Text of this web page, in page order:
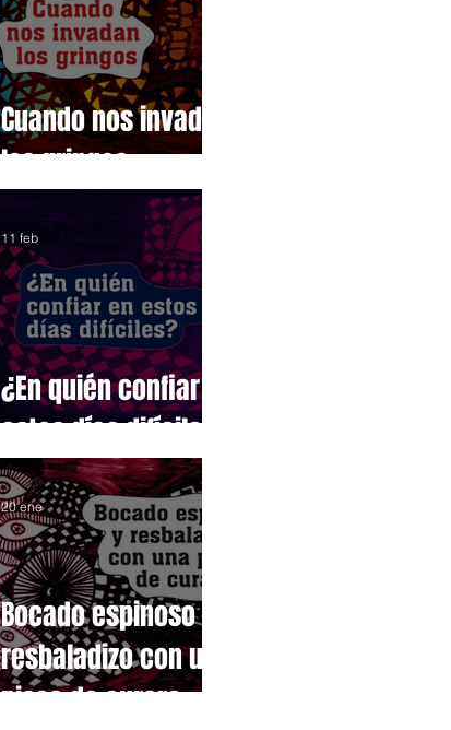
Cuando nos invadan
los gringos
¿En quién confiar en
estos días difíciles?
11 feb
Bocado espinoso y
resbaladizo con una
pisca de curare
20 ene